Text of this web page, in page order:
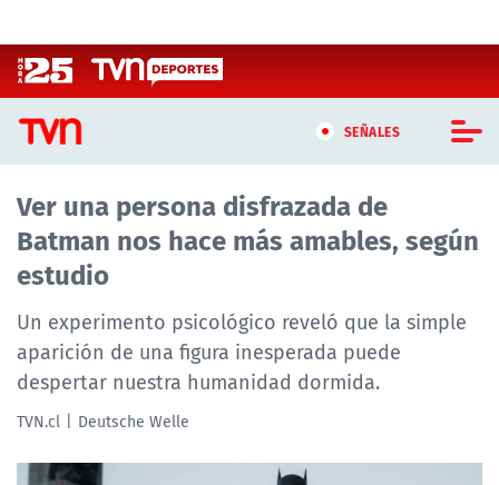
SEÑALES
CASTING MASTERCHEF CHILE
CASTING TVN VERTICAL
TVN VERTICAL
TVN PLAY
PROGRAMAS
TELESERIES
Ver una persona disfrazada de
Batman nos hace más amables, según
estudio
Un experimento psicológico reveló que la simple
aparición de una figura inesperada puede
despertar nuestra humanidad dormida.
TVN.cl Deutsche Welle